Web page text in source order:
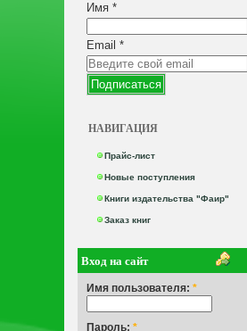
Имя *
Email *
НАВИГАЦИЯ
Прайс-лист
Новые поступления
Книги издательства "Фаир"
Заказ книг
Вход на сайт
Имя пользователя: *
Пароль: *